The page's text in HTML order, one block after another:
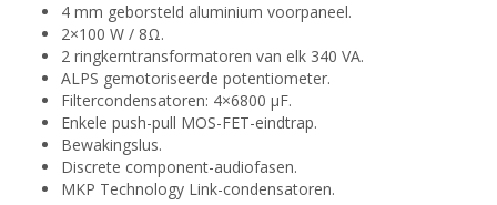
4 mm geborsteld aluminium voorpaneel.
2×100 W / 8Ω.
2 ringkerntransformatoren van elk 340 VA.
ALPS gemotoriseerde potentiometer.
Filtercondensatoren: 4×6800 μF.
Enkele push-pull MOS-FET-eindtrap.
Bewakingslus.
Discrete component-audiofasen.
MKP Technology Link-condensatoren.